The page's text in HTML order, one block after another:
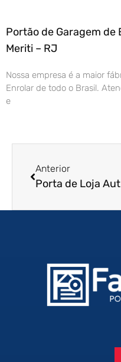
Portão de Garagem de
Meriti – RJ
Nossa empresa é a maior
Enrolar de todo o Brasil.
e
Anterior